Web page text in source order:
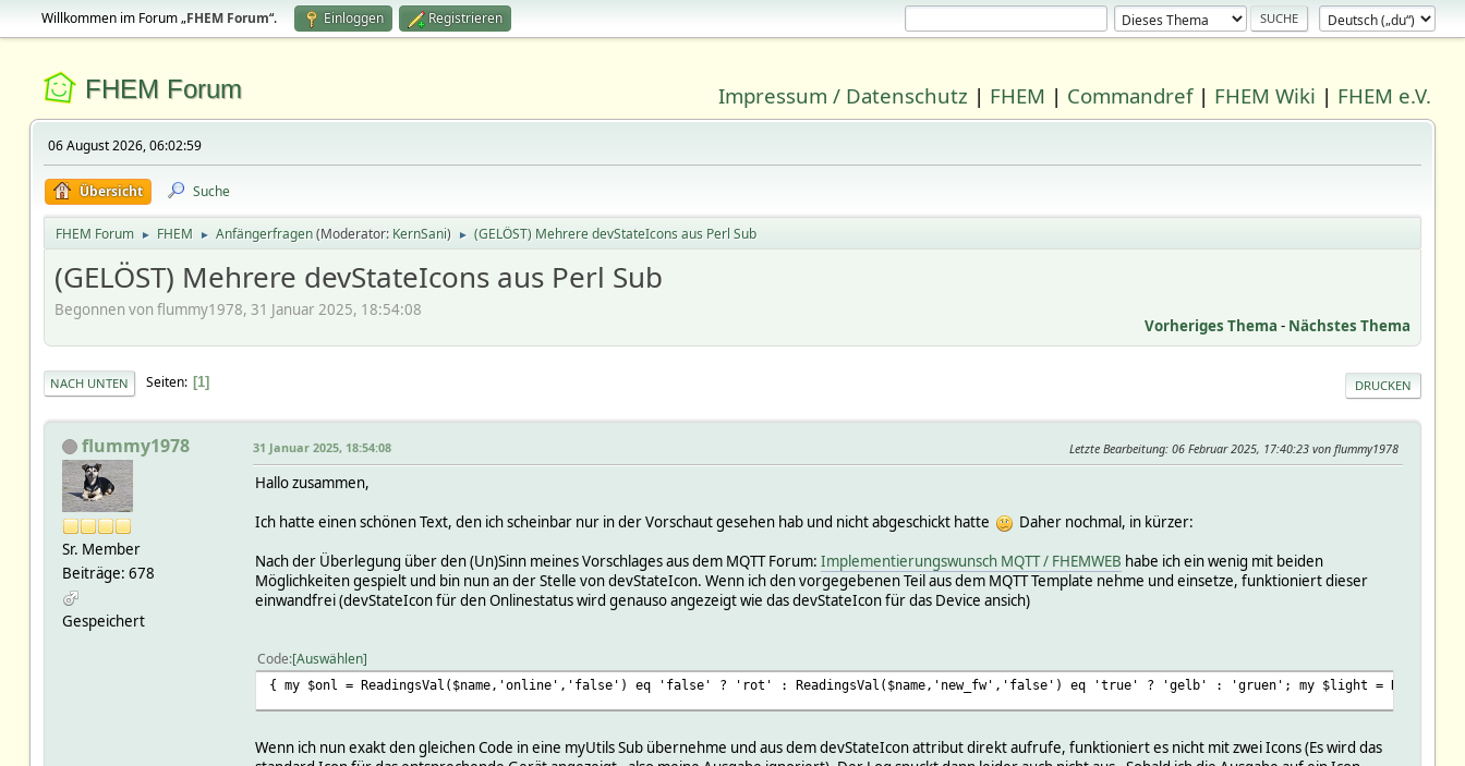
Willkommen im Forum „FHEM Forum“. Einloggen Registrieren
FHEM Forum Impressum / Datenschutz | FHEM | Commandref| FHEM Wiki | FHEM e.V.
06 August 2026, 06:02:59
Übersicht Suche
FHEM Forum ► FHEM ► Anfängerfragen(Moderator: KernSani) ► (GELÖST) Mehrere devStateIcons aus Perl Sub
(GELÖST) Mehrere devStateIcons aus Perl Sub
Begonnen von flummy1978, 31 Januar 2025, 18:54:08
Vorheriges Thema - Nächstes Thema
DRUCKEN
NACH UNTEN Seiten 1
flummy1978
Sr. Member
Beiträge: 678
Gespeichert
31 Januar 2025, 18:54:08 Letzte Bearbeitung: 06 Februar 2025, 17:40:23 von flummy1978
Hallo zusammen,
Ich hatte einen schönen Text, den ich scheinbar nur in der Vorschaut gesehen hab und nicht abgeschickt hatte
Daher nochmal, in kürzer:
Nach der Überlegung über den (Un)Sinn meines Vorschlages aus dem MQTT Forum: Implementierungswunsch MQTT / FHEMWEB habe ich ein wenig mit beiden
Möglichkeiten gespielt und bin nun an der Stelle von devStateIcon. Wenn ich den vorgegebenen Teil aus dem MQTT Template nehme und einsetze, funktioniert dieser
einwandfrei (devStateIcon für den Onlinestatus wird genauso angezeigt wie das devStateIcon für das Device ansich)
Code Auswählen
{ my $onl = ReadingsVal($name,'online','false') eq 'false' ? 'rot' : ReadingsVal($name,'new_fw','false') eq 'true' ? 'gelb' : 'gruen'; my $light =
Wenn ich nun exakt den gleichen Code in eine myUtils Sub übernehme und aus dem devStateIcon attribut direkt aufrufe, funktioniert es nicht mit zwei Icons (Es wird das